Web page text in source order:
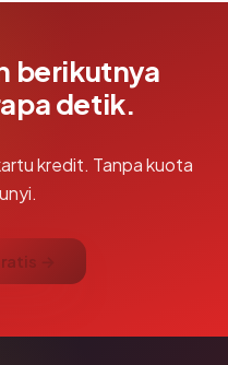
berikutnya
detik.
kredit. Tanpa kuota
→